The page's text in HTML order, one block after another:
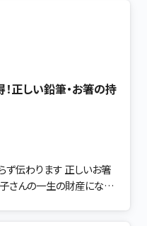
てて抵抗がなくなります
者の皆さんと対話する形
✔︎ 小学校受験を考えてい
えたら良いかわからな
できた！」を一緒に体感しま
して取り組めます。 ✨
かけや練習方法でやる気U
ですぐ使え
の時間が 「怒られ時間 →
友だちと比べない・一人
顔の時間になりました」 👩
そんな嬉しい声が届いてい
！正しい鉛筆・お箸の持
ます 正しいお箸
さんの一生の財産になり